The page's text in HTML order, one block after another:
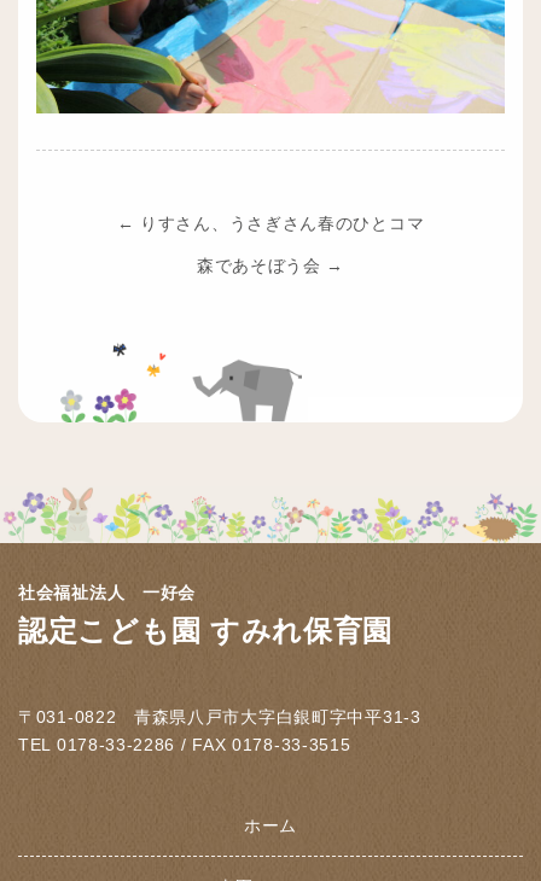
← りすさん、うさぎさん春のひとコマ
森であそぼう会 →
社会福祉法人 一好会
認定こども園 すみれ保育園
〒031-0822 青森県八戸市大字白銀町字中平31-3
TEL 0178-33-2286 / FAX 0178-33-3515
ホーム